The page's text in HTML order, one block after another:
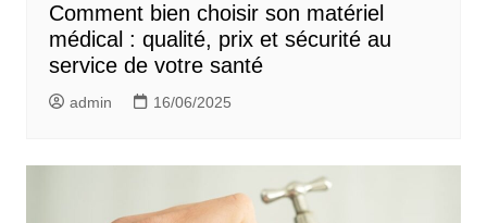
Comment bien choisir son matériel
médical : qualité, prix et sécurité au
service de votre santé
admin 16/06/2025